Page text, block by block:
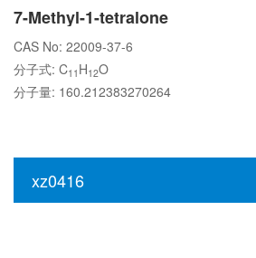
7-Methyl-1-tetralone
CAS No: 22009-37-6
分子式: C11 H12O
分子量: 160.212383270264
xz0416